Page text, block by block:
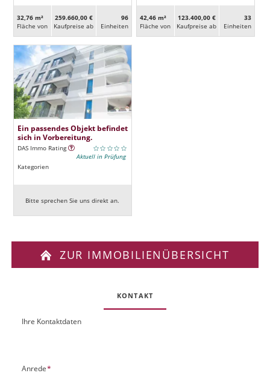
32,76 m²
Fläche von
259.660,00 €
Kaufpreise ab
96
Ein­heiten
42,46 m²
Fläche von
123.400,00 €
Kaufpreise ab
33
Ein­heiten
Ein passendes Objekt befindet
sich in Vorbereitung.
DAS Immo Rating
Aktuell in Prüfung
Kategorien
Bitte sprechen Sie uns direkt an.
ZUR IMMOBILIENÜBERSICHT
KONTAKT
OUIhre Kontaktdaten
P
Anrede*